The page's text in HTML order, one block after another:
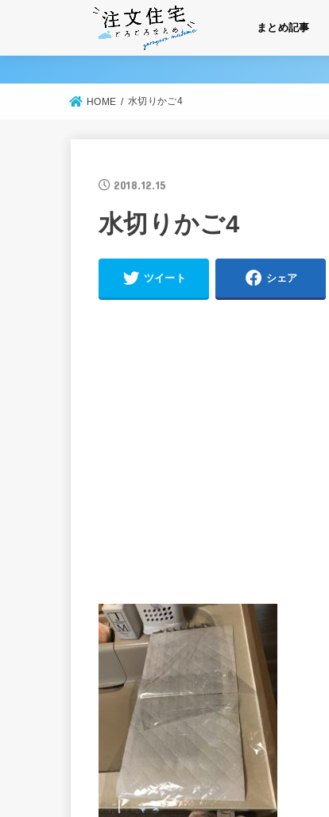
まとめ記事
HOME 水切りかご4
2018.12.15
水切りかご4
ツイート シェア